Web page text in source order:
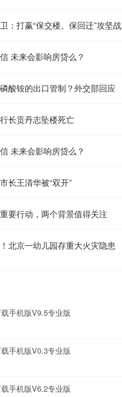
：打赢“保交楼、保回迁”攻坚战
未来会影响房贷么？
酸铵的出口管制？外交部回应
长贡丹志坠楼死亡
未来会影响房贷么？
长王清华被“双开”
要行动，两个背景值得关注
北京一幼儿园存重大火灾隐患
手机版V9.5专业版
手机版V0.3专业版
手机版V6.2专业版